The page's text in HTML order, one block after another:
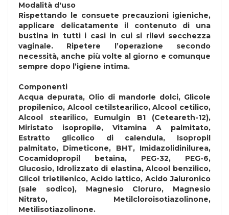
Modalità d'uso
Rispettando le consuete precauzioni igieniche,
applicare delicatamente il contenuto di una
bustina in tutti i casi in cui si rilevi secchezza
vaginale. Ripetere l’operazione secondo
necessità, anche più volte al giorno e comunque
sempre dopo l’igiene intima.
Componenti
Acqua depurata, Olio di mandorle dolci, Glicole
propilenico, Alcool cetilstearilico, Alcool cetilico,
Alcool stearilico, Eumulgin B1 (Ceteareth-12),
Miristato isopropile, Vitamina A palmitato,
Estratto glicolico di calendula, Isopropil
palmitato, Dimeticone, BHT, Imidazolidinilurea,
Cocamidopropil betaina, PEG-32, PEG-6,
Glucosio, Idrolizzato di elastina, Alcool benzilico,
Glicol trietilenico, Acido lattico, Acido Jaluronico
(sale sodico), Magnesio Cloruro, Magnesio
Nitrato, Metilcloroisotiazolinone,
Metilisotiazolinone.